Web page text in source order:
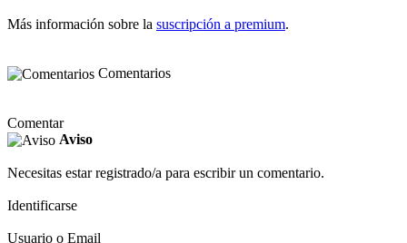
Más información sobre la suscripción a premium.
Comentarios
Comentar
Aviso
Necesitas estar registrado/a para escribir un comentario.
Identificarse
Usuario o Email